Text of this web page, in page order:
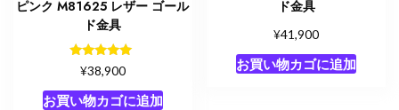
ピンク M81625 レザー ゴール
ド金具
5段階中
5.00
の評価
¥38,900
お買い物カゴに追加
ド金具
¥41,900
お買い物カゴに追加